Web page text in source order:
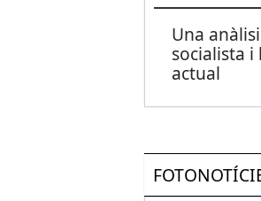
Una
socialista
actual